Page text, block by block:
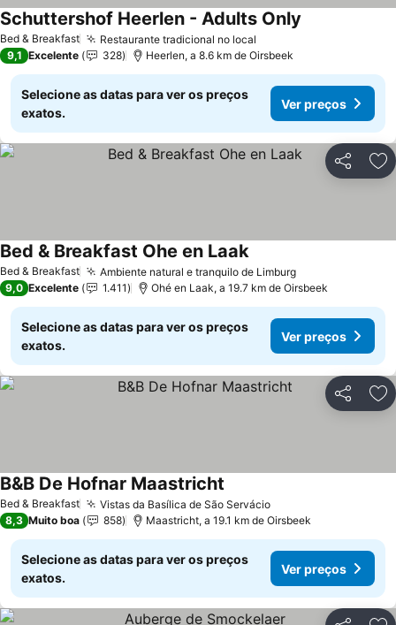
Bed & Breakfast Restaurante tradicional no local
Schuttershof Heerlen - Adults Only
9,1 Excelente 328 Heerlen, a 8.6 km de Oirsbeek
Selecione as datas para ver os preços
exatos.
Ver preços
Partilhar
Bed & Breakfast Ambiente natural e tranquilo de Limburg
Bed & Breakfast Ohe en Laak
9,0 Excelente 1.411 Ohé en Laak, a 19.7 km de Oirsbeek
Selecione as datas para ver os preços
exatos.
Ver preços
Partilhar
Bed & Breakfast Vistas da Basílica de São Servácio
B&B De Hofnar Maastricht
8,3 Muito boa 858 Maastricht, a 19.1 km de Oirsbeek
Selecione as datas para ver os preços
exatos.
Ver preços